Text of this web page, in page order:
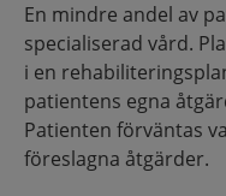
En mindre andel av
specialiserad vård.
i en
patientens egna
Patienten förväntas
föreslagna åtgärder.